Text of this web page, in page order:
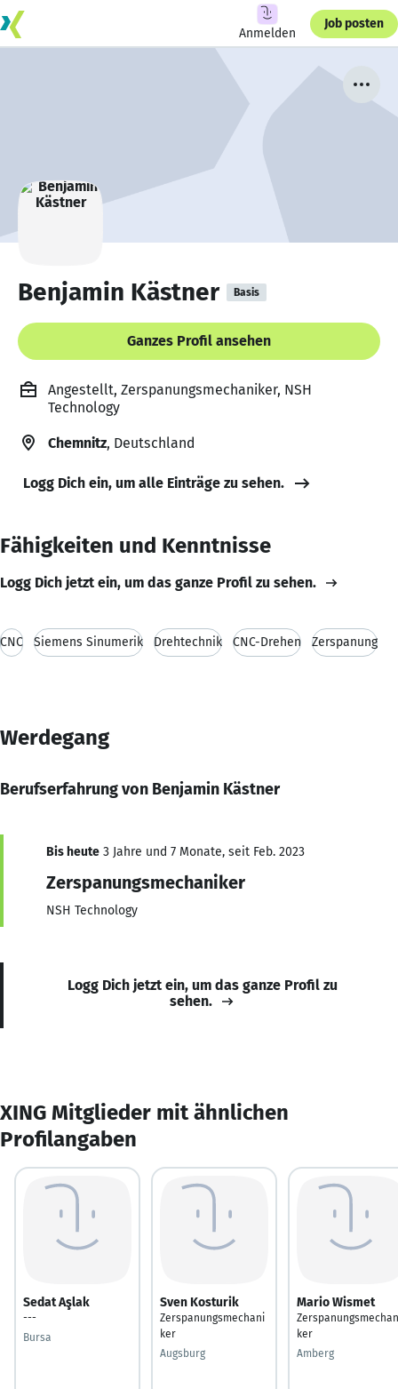
Anmelden
Job posten
Benjamin Kästner Basis
Ganzes Profil ansehen
Angestellt, Zerspanungsmechaniker, NSH
Technology
Chemnitz, Deutschland
Logg Dich ein, um alle Einträge zu sehen.
Fähigkeiten und Kenntnisse
Logg Dich jetzt ein, um das ganze Profil zu sehen.
CNC Siemens Sinumerik Drehtechnik CNC-Drehen Zerspanung
Werdegang
Berufserfahrung von Benjamin Kästner
Bis heute 3 Jahre und 7 Monate, seit Feb. 2023
Zerspanungsmechaniker
NSH Technology
Logg Dich jetzt ein, um das ganze Profil zu
sehen.
XING Mitglieder mit ähnlichen
Profilangaben
Sedat Aşlak
---
Bursa
Sven Kosturik
Zerspanungsmechani
ker
Augsburg
Mario Wismet
ker
Amberg